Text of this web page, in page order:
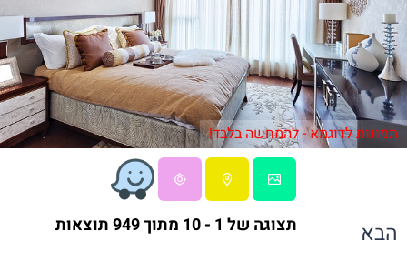
תמונות לדוגמא - להמחשה בלבד!
תצוגה של 1 - 10 מתוך 949 תוצאות הבא